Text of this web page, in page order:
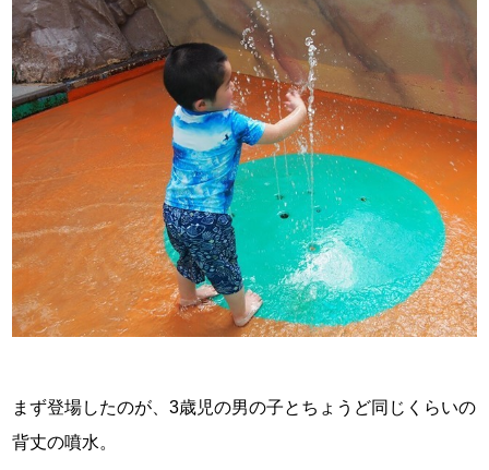
まず登場したのが、3歳児の男の子とちょうど同じくらいの
背丈の噴水。